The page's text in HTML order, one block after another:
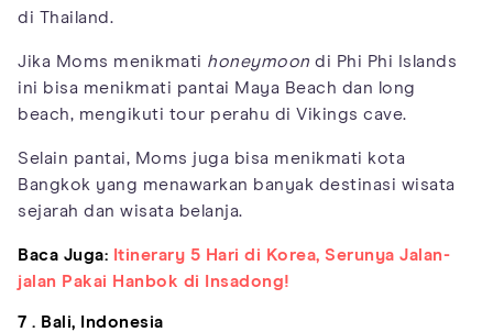
di Thailand.
Jika Moms menikmati honeymoon di Phi Phi Islands
ini bisa menikmati pantai Maya Beach dan long
beach, mengikuti tour perahu di Vikings cave.
Selain pantai, Moms juga bisa menikmati kota
Bangkok yang menawarkan banyak destinasi wisata
sejarah dan wisata belanja.
Baca Juga: Itinerary 5 Hari di Korea, Serunya Jalan-
jalan Pakai Hanbok di Insadong!
7 . Bali, Indonesia